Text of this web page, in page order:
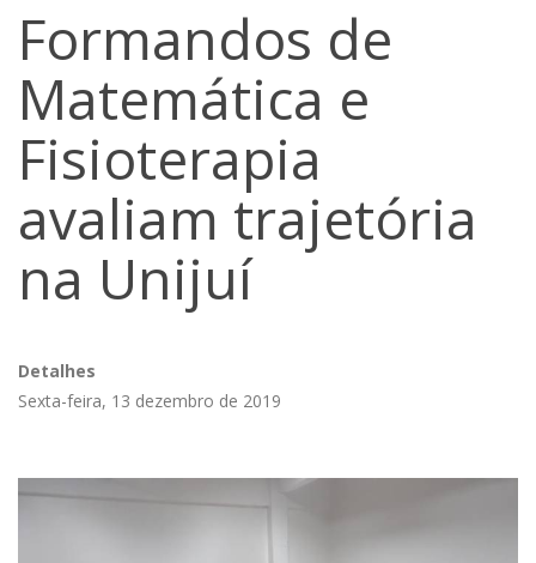
Formandos de
Matemática e
Fisioterapia
avaliam trajetória
na Unijuí
Detalhes
Sexta-feira, 13 dezembro de 2019